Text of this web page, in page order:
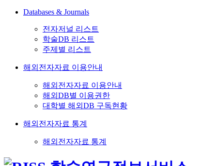
Databases & Journals
전자저널 리스트
학술DB 리스트
주제별 리스트
해외전자자료 이용안내
해외전자자료 이용안내
해외DB별 이용권한
대학별 해외DB 구독현황
해외전자자료 통계
해외전자자료 통계